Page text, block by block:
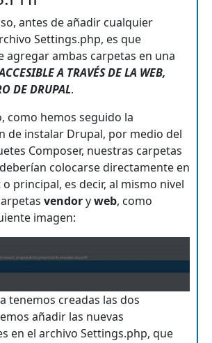
antes de añadir cualquier
Settings.php, es que
agregar ambas carpetas en una
A TRAVÉS DE LA WEB,
DE DRUPAL.
como hemos seguido la
de instalar Drupal, por medio del
Composer, nuestras carpetas
colocarse directamente en
principal, es decir, al mismo nivel
vendoryweb, como
imagen:
tenemos creadas las dos
añadir las nuevas
en el archivo Settings.php, que